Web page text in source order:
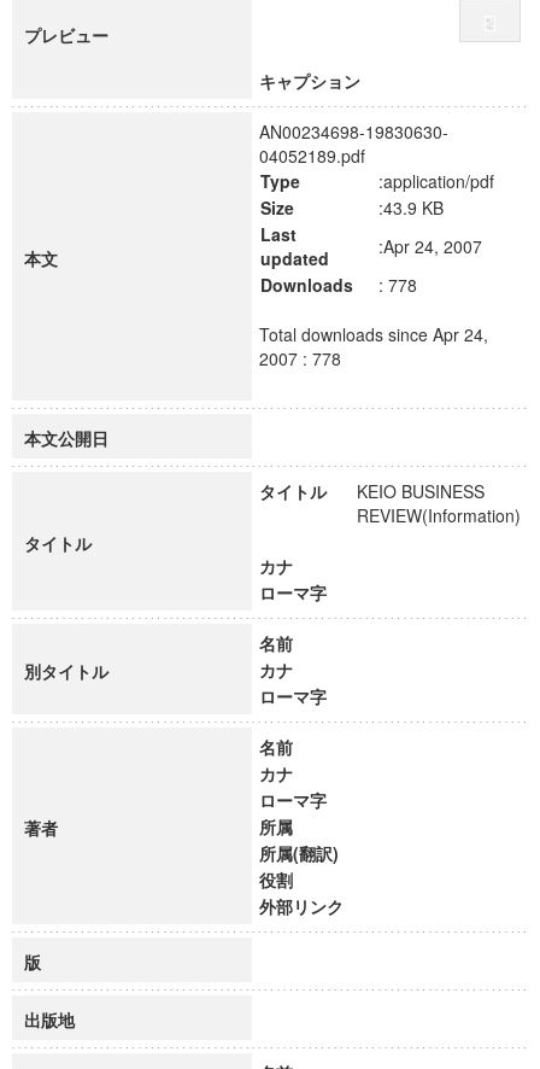
プレビュー
キャプション
本文
AN00234698-19830630-
04052189.pdf
Type
:application/pdf
Size
:43.9 KB
Last
updated
:Apr 24, 2007
Downloads
: 778
Total downloads since Apr 24,
2007 : 778
本文公開日
タイトル
タイトル
KEIO BUSINESS
REVIEW(Information)
カナ
ローマ字
別タイトル
名前
カナ
ローマ字
著者
名前
カナ
ローマ字
所属
所属(翻訳)
役割
外部リンク
版
出版地